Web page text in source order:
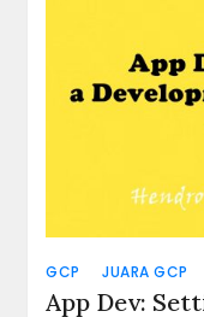
GCP JUARA GCP
App Dev: